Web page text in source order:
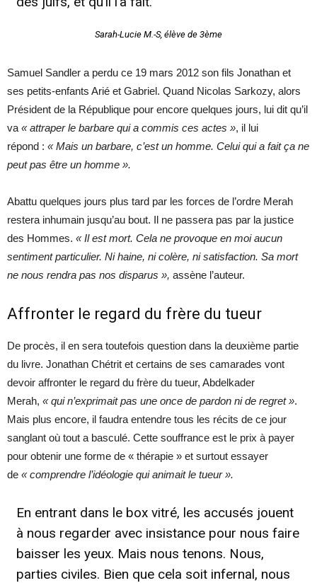
Sarah-Lucie M.-S, élève de 3ème
Samuel Sandler a perdu ce 19 mars 2012 son fils Jonathan et
ses petits-enfants Arié et Gabriel. Quand Nicolas Sarkozy, alors
Président de la République pour encore quelques jours, lui dit qu’il
va « attraper le barbare qui a commis ces actes », il lui
répond : « Mais un barbare, c’est un homme. Celui qui a fait ça ne
peut pas être un homme ».
Abattu quelques jours plus tard par les forces de l’ordre Merah
restera inhumain jusqu’au bout. Il ne passera pas par la justice
des Hommes. « Il est mort. Cela ne provoque en moi aucun
sentiment particulier. Ni haine, ni colère, ni satisfaction. Sa mort
ne nous rendra pas nos disparus », assène l’auteur.
Affronter le regard du frère du tueur
De procès, il en sera toutefois question dans la deuxième partie
du livre. Jonathan Chétrit et certains de ses camarades vont
devoir affronter le regard du frère du tueur, Abdelkader
Merah, « qui n’exprimait pas une once de pardon ni de regret ».
Mais plus encore, il faudra entendre tous les récits de ce jour
sanglant où tout a basculé. Cette souffrance est le prix à payer
pour obtenir une forme de « thérapie » et surtout essayer
de « comprendre l’idéologie qui animait le tueur ».
En entrant dans le box vitré, les accusés jouent
à nous regarder avec insistance pour nous faire
baisser les yeux. Mais nous tenons. Nous,
parties civiles. Bien que cela soit infernal, nous